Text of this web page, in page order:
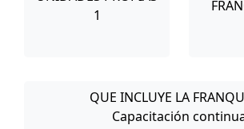
1
QUE INCLUYE LA
Capacitación